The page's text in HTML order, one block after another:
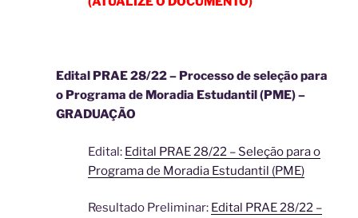
Edital PRAE 28/22 – Processo de seleção para
o Programa de Moradia Estudantil (PME) –
GRADUAÇÃO
Edital: Edital PRAE 28/22 – Seleção para o
Programa de Moradia Estudantil (PME)
Resultado Preliminar: Edital PRAE 28/22 –